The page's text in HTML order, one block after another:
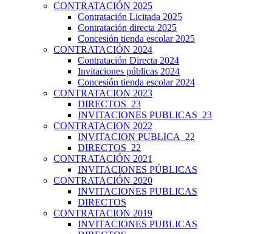
CONTRATACIÓN 2025
Contratación Licitada 2025
Contratación directa 2025
Concesión tienda escolar 2025
CONTRATACIÓN 2024
Contratación Directa 2024
Invitaciones públicas 2024
Concesión tienda escolar 2024
CONTRATACION 2023
DIRECTOS_23
INVITACIONES PUBLICAS_23
CONTRATACION 2022
INVITACION PUBLICA_22
DIRECTOS_22
CONTRATACIÓN 2021
INVITACIONES PÚBLICAS
CONTRATACIÓN 2020
INVITACIONES PUBLICAS
DIRECTOS
CONTRATACION 2019
INVITACIONES PUBLICAS